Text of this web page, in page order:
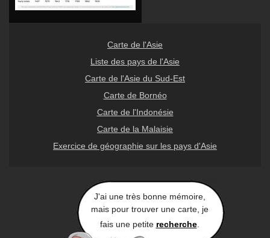
Carte de l'Asie
Liste des pays de l'Asie
Carte de l'Asie du Sud-Est
Carte de Bornéo
Carte de l'Indonésie
Carte de la Malaisie
Exercice de géographie sur les pays d'Asie
J'ai une très bonne mémoire,
mais pour trouver une carte, je
fais une petite recherche.